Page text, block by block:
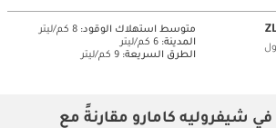
متوسط ​​استهلاك الوقود: 8 كم/ليتر
المدينة: 6 كم/ليتر
الطرق السريعة: 9 كم/ليتر
شيفروليه كامارو مقارنةً مع